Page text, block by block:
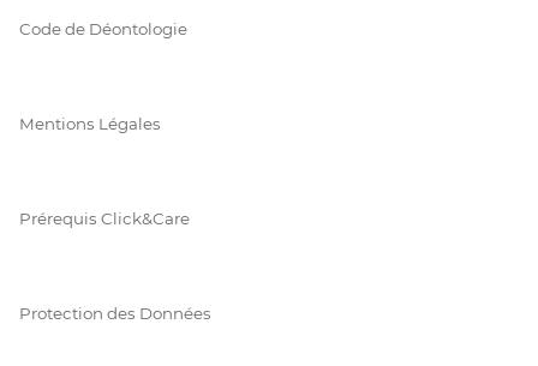
Code de Déontologie
Mentions Légales
Prérequis Click&Care
Protection des Données